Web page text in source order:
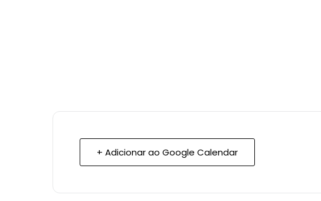
+ Adicionar ao Google Calendar